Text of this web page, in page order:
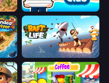
Beach Club
Raft Life